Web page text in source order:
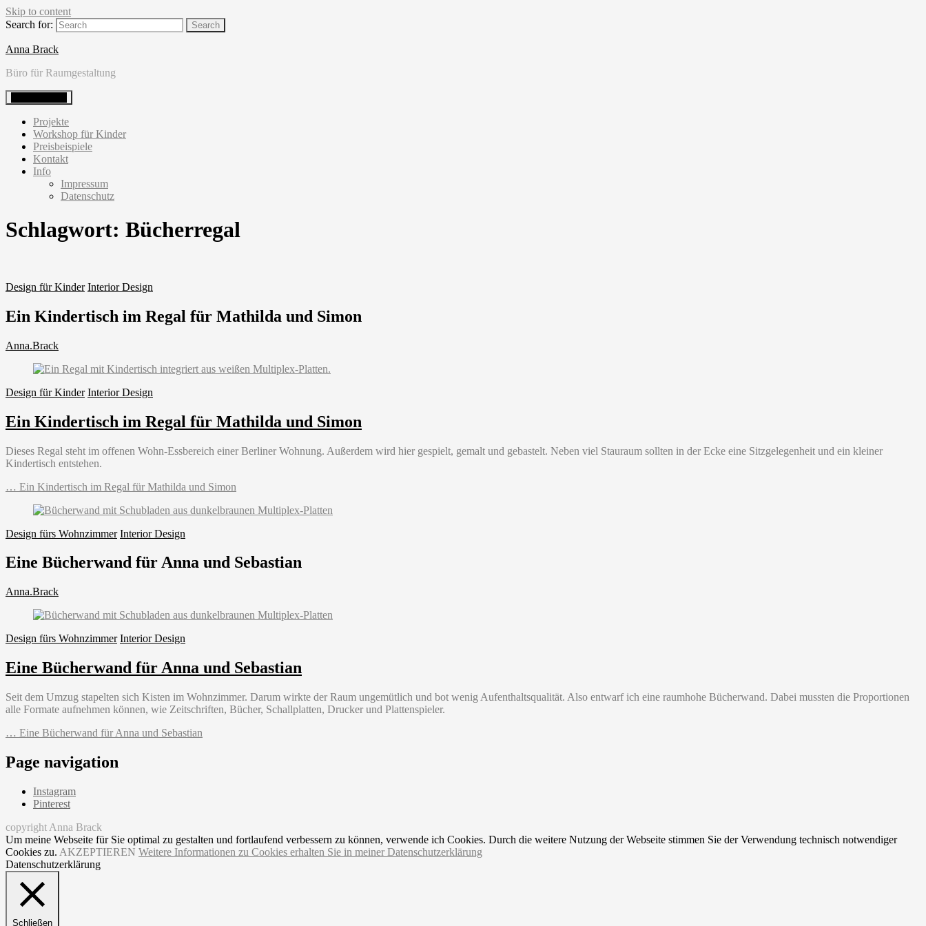
Skip to content
Search for:
Anna Brack
Büro für Raumgestaltung
Projekte
Workshop für Kinder
Preisbeispiele
Kontakt
Info
Impressum
Datenschutz
Schlagwort: Bücherregal
Design für Kinder Interior Design
Ein Kindertisch im Regal für Mathilda und Simon
Anna.Brack
Design für Kinder Interior Design
Ein Kindertisch im Regal für Mathilda und Simon
Dieses Regal steht im offenen Wohn-Essbereich einer Berliner Wohnung. Außerdem wird hier gespielt, gemalt und gebastelt. Neben viel Stauraum sollten in der Ecke eine Sitzgelegenheit und ein kleiner
Kindertisch entstehen.
… Ein Kindertisch im Regal für Mathilda und Simon
Design fürs Wohnzimmer Interior Design
Eine Bücherwand für Anna und Sebastian
Anna.Brack
Design fürs Wohnzimmer Interior Design
Eine Bücherwand für Anna und Sebastian
Seit dem Umzug stapelten sich Kisten im Wohnzimmer. Darum wirkte der Raum ungemütlich und bot wenig Aufenthaltsqualität. Also entwarf ich eine raumhohe Bücherwand. Dabei mussten die Proportionen
alle Formate aufnehmen können, wie Zeitschriften, Bücher, Schallplatten, Drucker und Plattenspieler.
… Eine Bücherwand für Anna und Sebastian
Page navigation
Instagram
Pinterest
copyright Anna Brack
Um meine Webseite für Sie optimal zu gestalten und fortlaufend verbessern zu können, verwende ich Cookies. Durch die weitere Nutzung der Webseite stimmen Sie der Verwendung technisch notwendiger
Cookies zu. AKZEPTIEREN Weitere Informationen zu Cookies erhalten Sie in meiner Datenschutzerklärung
Datenschutzerklärung
Schließen